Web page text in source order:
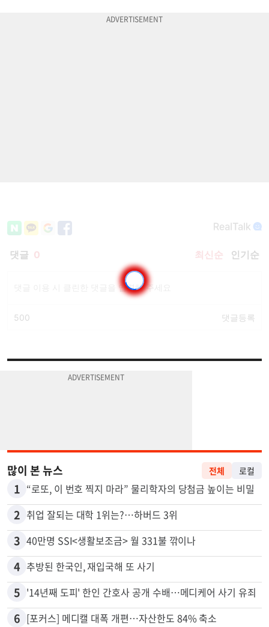
많이 본 뉴스 전체 로컬
1 “로또, 이 번호 찍지 마라” 물리학자의 당첨금 높이는 비밀
2 취업 잘되는 대학 1위는?…하버드 3위
3 40만명 SSI<생활보조금> 월 331불 깎이나
4 추방된 한국인, 재입국해 또 사기
5 '14년째 도피' 한인 간호사 공개 수배…메디케어 사기 유죄
6 [포커스] 메디캘 대폭 개편…자산한도 84% 축소